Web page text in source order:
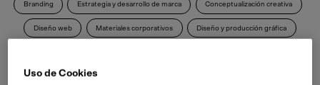
Branding Estrategia y desarrollo de marca Conceptualización creativa
Diseño web Materiales corporativos Diseño y producción gráfica
Uso de Cookies